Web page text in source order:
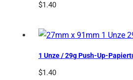
$1.40
1 Unze / 29g Push-Up-
$1.40